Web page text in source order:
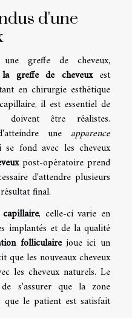
d'une
greffe de cheveux,
greffe de cheveuxest
en chirurgie esthétique
il est essentiel de
être réalistes.
une apparence
fond avec les cheveux
post-opératoire prend
d'attendre plusieurs
final.
, celle-ci varie en
implantés et de la qualité
folliculairejoue ici un
que les nouveaux cheveux
les cheveux naturels. Le
s'assurer que la zone
que le patient est satisfait